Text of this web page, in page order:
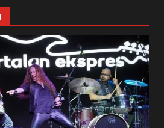
REKOR KATILIM NEYİ
PARK VE YEŞİL
YOĞUN MESAİ